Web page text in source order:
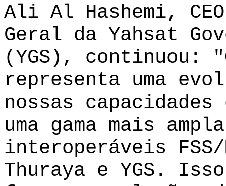
Ali Al Hashemi,
Geral da Yahsat
(YGS), continuou:
representa uma
nossas
uma gama mais
interoperáveis
Thuraya e YGS.